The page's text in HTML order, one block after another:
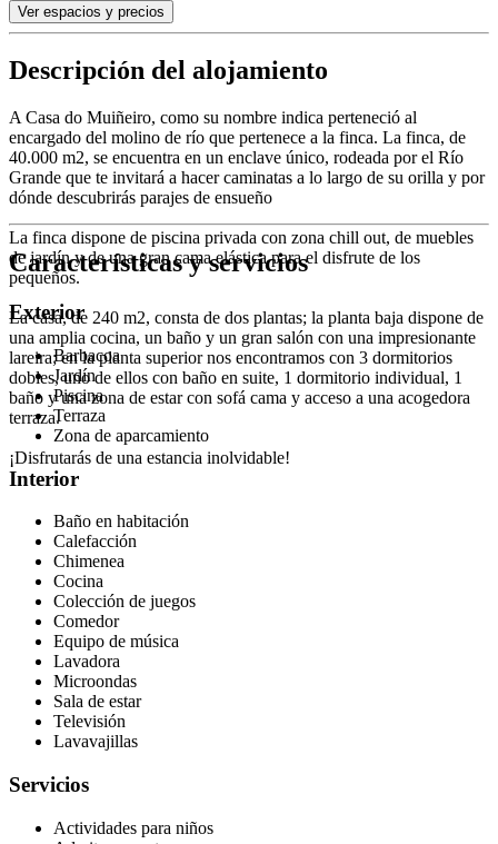
Ver espacios y precios
Descripción del alojamiento
A Casa do Muiñeiro, como su nombre indica perteneció al
encargado del molino de río que pertenece a la finca. La finca, de
40.000 m2, se encuentra en un enclave único, rodeada por el Río
Grande que te invitará a hacer caminatas a lo largo de su orilla y por
dónde descubrirás parajes de ensueño
La finca dispone de piscina privada con zona chill out, de muebles
de jardín y de una gran cama elástica para el disfrute de los
pequeños.
La casa, de 240 m2, consta de dos plantas; la planta baja dispone de
una amplia cocina, un baño y un gran salón con una impresionante
lareira; en la planta superior nos encontramos con 3 dormitorios
dobles, uno de ellos con baño en suite, 1 dormitorio individual, 1
baño y una zona de estar con sofá cama y acceso a una acogedora
terraza.
¡Disfrutarás de una estancia inolvidable!
Características y servicios
Exterior
Barbacoa
Jardín
Piscina
Terraza
Zona de aparcamiento
Interior
Baño en habitación
Calefacción
Chimenea
Cocina
Colección de juegos
Comedor
Equipo de música
Lavadora
Microondas
Sala de estar
Televisión
Lavavajillas
Servicios
Actividades para niños